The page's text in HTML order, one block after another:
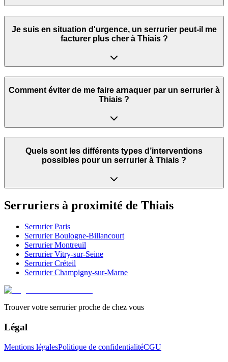
Je suis en situation d'urgence, un serrurier peut‑il me
facturer plus cher à Thiais ?
Comment éviter de me faire arnaquer par un serrurier à
Thiais ?
Quels sont les différents types d’interventions
possibles pour un serrurier à Thiais ?
Serruriers à proximité de Thiais
SerrurierParis
SerrurierBoulogne-Billancourt
SerrurierMontreuil
SerrurierVitry-sur-Seine
SerrurierCréteil
SerrurierChampigny-sur-Marne
Trouver votre serrurier proche de chez vous
Légal
Mentions légalesPolitique de confidentialitéCGU